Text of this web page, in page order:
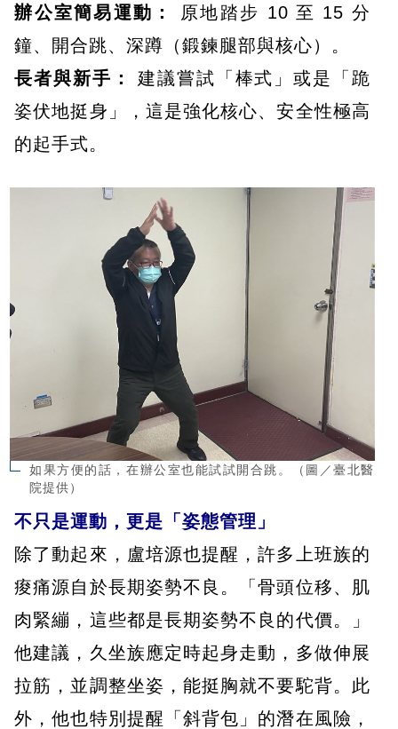
辦公室簡易運動：
原地踏步 10 至 15 分
鐘、開合跳、深蹲（鍛鍊腿部與核心）。
長者與新手：建議嘗試「棒式」或是「跪
姿伏地挺身」，這是強化核心、安全性極高
的起手式。
如果方便的話，在辦公室也能試試開合跳。（圖／臺北醫
院提供）
不只是運動，更是「姿態管理」
除了動起來，盧培源也提醒，許多上班族的
痠痛源自於長期姿勢不良。「骨頭位移、肌
肉緊繃，這些都是長期姿勢不良的代價。」
他建議，久坐族應定時起身走動，多做伸展
拉筋，並調整坐姿，能挺胸就不要駝背。此
外，他也特別提醒「斜背包」的潛在風險，